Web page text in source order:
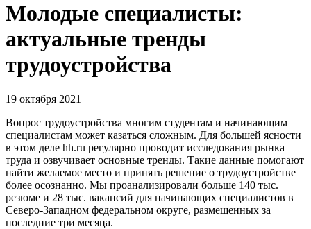
Молодые специалисты:
актуальные тренды
трудоустройства
19 октября 2021
Вопрос трудоустройства многим студентам и начинающим
специалистам может казаться сложным. Для большей ясности
в этом деле hh.ru регулярно проводит исследования рынка
труда и озвучивает основные тренды. Такие данные помогают
найти желаемое место и принять решение о трудоустройстве
более осознанно. Мы проанализировали больше 140 тыс.
резюме и 28 тыс. вакансий для начинающих специалистов в
Северо-Западном федеральном округе, размещенных за
последние три месяца.